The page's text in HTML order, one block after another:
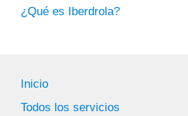
¿Qué es Iberdrola?
Inicio
Todos los servicios